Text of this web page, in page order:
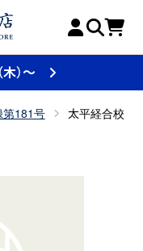
）～
181号
太平経合校